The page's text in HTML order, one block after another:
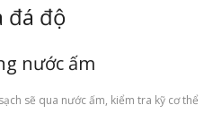
đá độ
nước ấm
sạch sẽ qua nước ấm, kiểm tra kỹ cơ thể